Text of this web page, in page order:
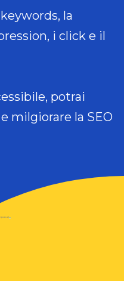
la
i click e il
potrai
milgiorare la SEO